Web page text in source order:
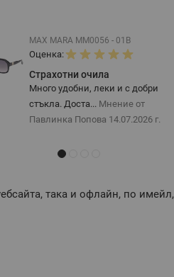
MAX MARA MM0056 - 01B
Оценка:
Страхотни очила
Много удобни, леки и с добри
стъкла. Доста... Мнение от
Павлинка Попова 14.07.2026 г.
така и офлайн, по